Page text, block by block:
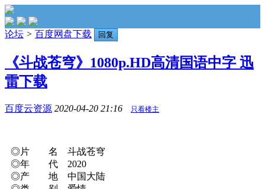
论坛 > 百度网盘下载 回复
《斗战苍穹》1080p.HD高清国语中字 迅
雷下载
百度云资源 2020-04-20 21:16 只看楼主
◎片 名 斗战苍穹
◎年 代 2020
◎产 地 中国大陆